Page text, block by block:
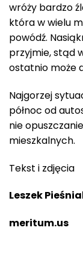
wróży bardzo
która w wielu
powódź.
przyjmie, stąd
ostatnio może
Najgorzej
północ od
nie
mieszkalnych.
Tekst i zdjęcia
Leszek
meritum.us